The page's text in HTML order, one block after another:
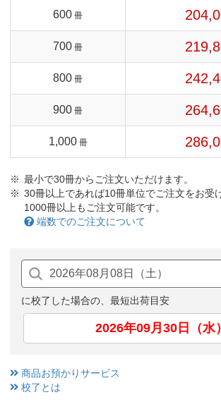
600 冊
700 冊
800 冊
900 冊
1,000 冊
最小で30冊からご注文いただけます。
30冊以上であれば10冊単位でご注文をお受
1000冊以上もご注文可能です。
端数でのご注文について
に校了した場合の、最短出荷目安
2026年09月30日（水）
商品お預かりサービス
校了とは